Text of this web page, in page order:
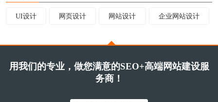
UI设计 网页设计 网站设计 企业网站设计
用我们的专业，做您满意的SEO+高端网站建设服
务商！